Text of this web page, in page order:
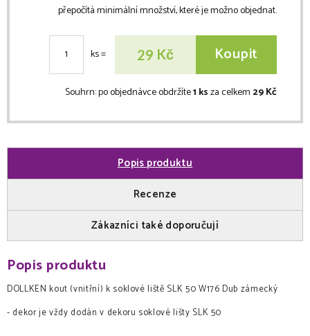
přepočítá minimální množství, které je možno objednat.
ks= 29 Kč Koupit
Souhrn:po objednávce obdržíte1 ksza celkem 29 Kč
Popis produktu
Recenze
Zákazníci také doporučují
Popis produktu
DOLLKEN kout (vnitřní) k soklové liště SLK 50 W176 Dub zámecký
- dekor je vždy dodán v dekoru soklové lišty SLK 50